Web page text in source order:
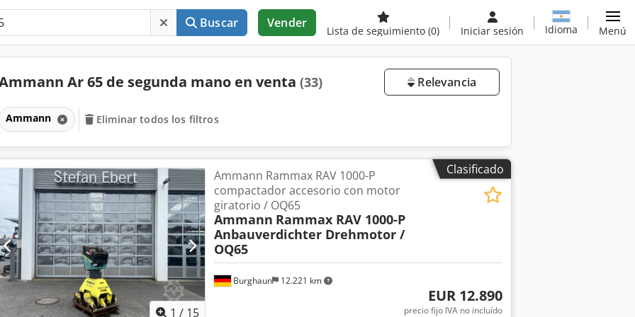
Buscar Vender
Lista de seguimiento (0) Iniciar sesión Idioma Menú
Ar 65 de segunda mano en venta (33) Relevancia
Ammann Eliminar todos los filtros
Clasificado
1 / 15
Burghaun 12.221 km
Ammann Rammax RAV 1000-P
compactador accesorio con motor
giratorio / OQ65
Ammann Rammax RAV 1000-P
Anbauverdichter Drehmotor /
OQ65
EUR 12.890
precio fijo IVA no incluído